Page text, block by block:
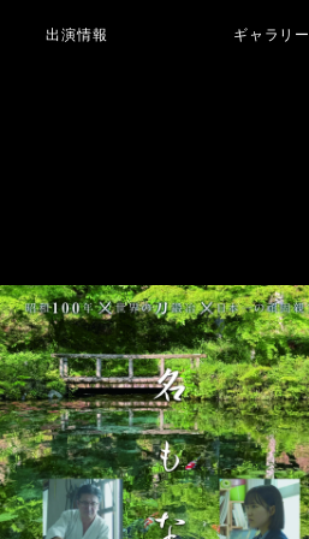
出演情報 ギャラリー